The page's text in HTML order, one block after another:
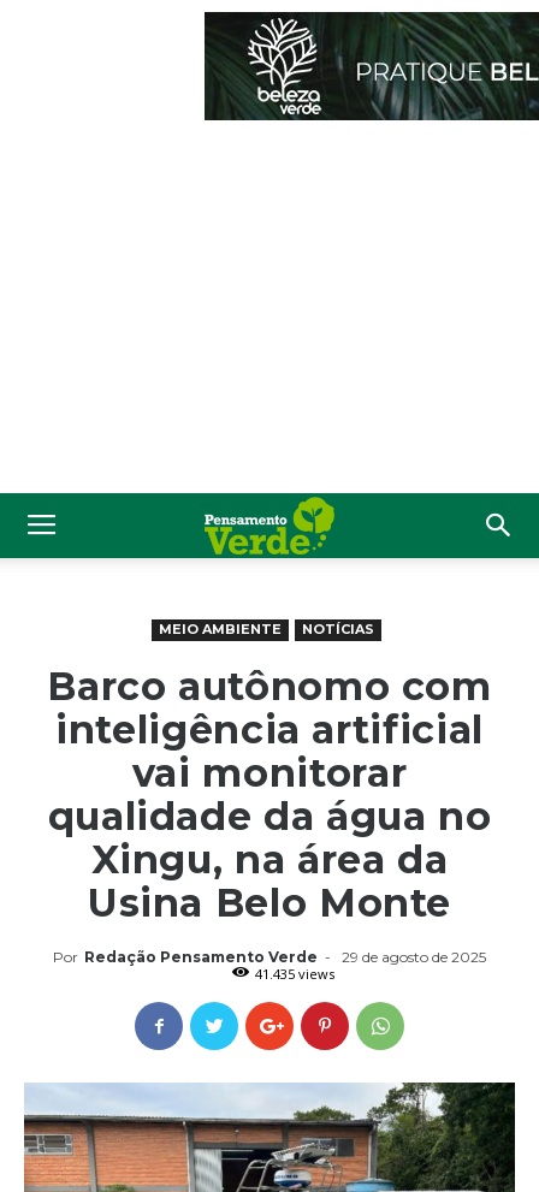
MEIO AMBIENTE NOTÍCIAS
Barco autônomo com
inteligência artificial
vai monitorar
qualidade da água no
Xingu, na área da
Usina Belo Monte
Por Redação Pensamento Verde -
29 de agosto de 2025
41.435 views